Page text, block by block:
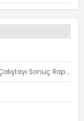
» WISE 2026 "Ailenin Koruyucu Rolü" Çalıştayı Sonuç Raporu